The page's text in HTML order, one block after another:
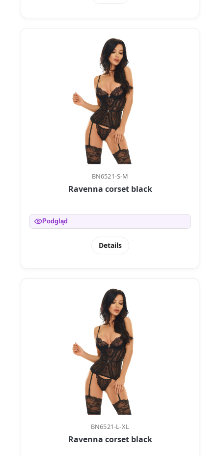
BN6521-S-M
Ravenna corset black
Podgląd
Details
BN6521-L-XL
Ravenna corset black